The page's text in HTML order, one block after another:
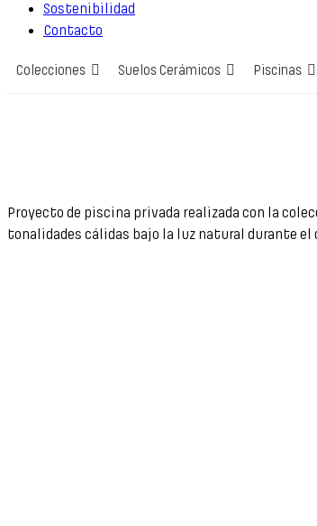
Sostenibilidad
Contacto
Colecciones Suelos Cerámicos Piscinas
Proyecto de piscina privada realizada con la
tonalidades cálidas bajo la luz natural durante